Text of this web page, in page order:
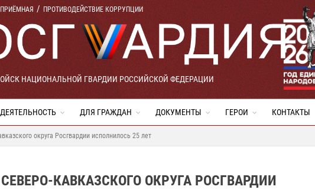
ПРОТИВОДЕЙСТВИЕ КОРРУПЦИИ
НАЦИОНАЛЬНОЙ ГВАРДИИ РОССИЙСКОЙ ФЕДЕРАЦИИ
ДЕЯТЕЛЬНОСТЬ ДЛЯ ГРАЖДАН ДОКУМЕНТЫ ГЕРОИ КОНТАКТЫ
округа Росгвардии исполнилось 25 лет
КАВКАЗСКОГО ОКРУГА РОСГВАРДИИ